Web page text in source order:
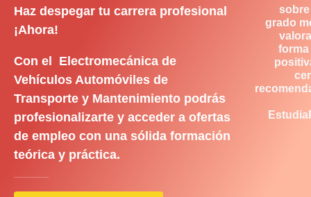
Haz despegar tu carrera profesional
¡Ahora!
Con el Electromecánica de
Vehículos Automóviles de
Transporte y Mantenimiento podrás
profesionalizarte y acceder a ofertas
de empleo con una sólida formación
teórica y práctica.
grado